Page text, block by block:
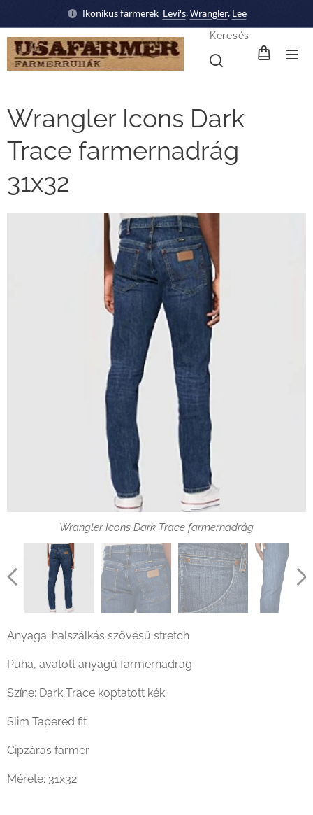
Ikonikus farmerek Levi's,Wrangler, Lee
Keresés
Wrangler Icons Dark
Trace farmernadrág
31x32
Wrangler Icons Dark Trace farmernadrág
Wrangler Icons Dark Trace farmernadrág zseb
Wrangler Icons Dark Trace farmernadrág szegecs
Wrangler Icons Dark Trace farmernadrág szemből
Anyaga: halszálkás szövésű stretch
Puha, avatott anyagú farmernadrág
Színe: Dark Trace koptatott kék
Slim Tapered fit
Cipzáras farmer
Mérete: 31x32